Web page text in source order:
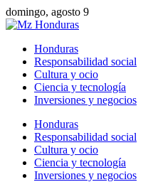
domingo, agosto 9
Honduras
Responsabilidad social
Cultura y ocio
Ciencia y tecnología
Inversiones y negocios
Honduras
Responsabilidad social
Cultura y ocio
Ciencia y tecnología
Inversiones y negocios